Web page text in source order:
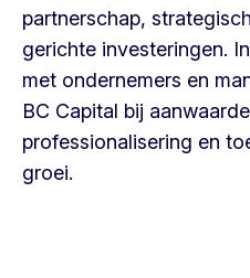
partnerschap,
gerichte investeringen.
met ondernemers en
BC Capital bij
professionalisering en
groei.